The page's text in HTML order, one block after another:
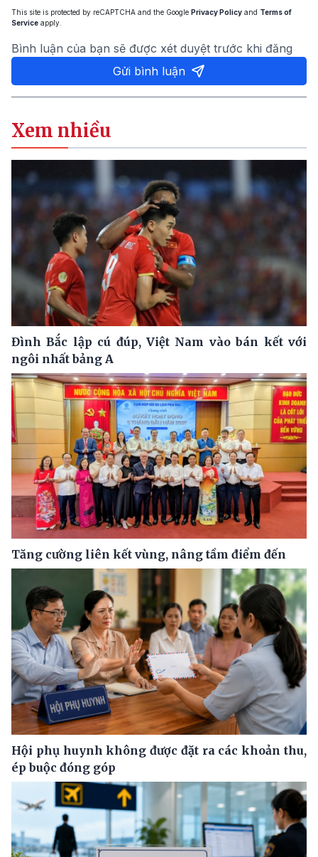
This site is protected by reCAPTCHA and the Google Privacy Policy and Terms of
Service apply.
Bình luận của bạn sẽ được xét duyệt trước khi đăng
Gửi bình luận
Xem nhiều
Đình Bắc lập cú đúp, Việt Nam vào bán kết với
ngôi nhất bảng A
Tăng cường liên kết vùng, nâng tầm điểm đến
Hội phụ huynh không được đặt ra các khoản thu,
ép buộc đóng góp